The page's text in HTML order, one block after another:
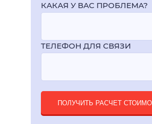
КАКАЯ У ВАС ПРОБЛЕМА?
ТЕЛЕФОН ДЛЯ СВЯЗИ
ПОЛУЧИТЬ РАСЧЕТ